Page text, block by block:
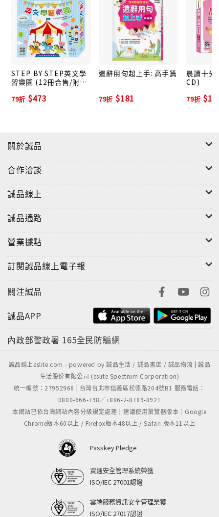
STEP BY STEP英文學
習樂園 (12冊合售/附3
79折 $473
遣辭用句超上手: 高手篇
79折 $181
晨讀十分
CD)
79折
關於誠品
合作洽談
誠品線上
誠品通路
營業據點
訂閱誠品線上電子報
關注誠品
誠品APP
內政部警政署 165全民防騙網
誠品線上eslite.com - powered by 誠品生活 / 誠品書店 / 誠品物流 | 誠品
生活股份有限公司 (eslite Spectrum Corporation)
統一編號：27952966 | 台灣台北市信義區松德路204號B1 服務電話：
0800-666-798／+886-2-8789-8921
本網站已依台灣網站內容分級規定處理｜建議使用瀏覽器版本：Google
Chrome版本60以上 / Firefox版本48以上 / Safari 版本11以上
Passkey Pledge
資通安全管理系統榮獲
ISO/IEC 27001認證
雲端服務資訊安全管理榮獲
ISO/IEC 27017認證